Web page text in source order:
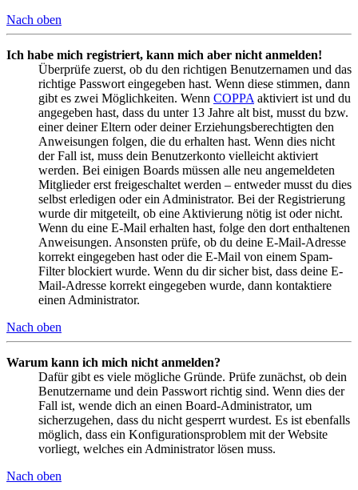
Nach oben
Ich habe mich registriert, kann mich aber nicht anmelden!
Überprüfe zuerst, ob du den richtigen Benutzernamen und das
richtige Passwort eingegeben hast. Wenn diese stimmen, dann
gibt es zwei Möglichkeiten. Wenn COPPA aktiviert ist und du
angegeben hast, dass du unter 13 Jahre alt bist, musst du bzw.
einer deiner Eltern oder deiner Erziehungsberechtigten den
Anweisungen folgen, die du erhalten hast. Wenn dies nicht
der Fall ist, muss dein Benutzerkonto vielleicht aktiviert
werden. Bei einigen Boards müssen alle neu angemeldeten
Mitglieder erst freigeschaltet werden – entweder musst du dies
selbst erledigen oder ein Administrator. Bei der Registrierung
wurde dir mitgeteilt, ob eine Aktivierung nötig ist oder nicht.
Wenn du eine E-Mail erhalten hast, folge den dort enthaltenen
Anweisungen. Ansonsten prüfe, ob du deine E-Mail-Adresse
korrekt eingegeben hast oder die E-Mail von einem Spam-
Filter blockiert wurde. Wenn du dir sicher bist, dass deine E-
Mail-Adresse korrekt eingegeben wurde, dann kontaktiere
einen Administrator.
Nach oben
Warum kann ich mich nicht anmelden?
Dafür gibt es viele mögliche Gründe. Prüfe zunächst, ob dein
Benutzername und dein Passwort richtig sind. Wenn dies der
Fall ist, wende dich an einen Board-Administrator, um
sicherzugehen, dass du nicht gesperrt wurdest. Es ist ebenfalls
möglich, dass ein Konfigurationsproblem mit der Website
vorliegt, welches ein Administrator lösen muss.
Nach oben